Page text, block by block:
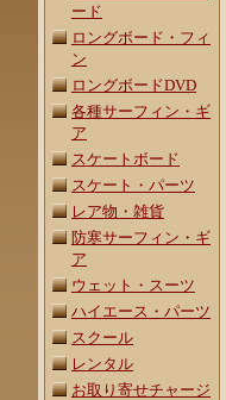
ード
ロングボード・フィ
ン
ロングボードDVD
各種サーフィン・ギ
ア
スケートボード
スケート・パーツ
レア物・雑貨
防寒サーフィン・ギ
ア
ウェット・スーツ
ハイエース・パーツ
スクール
レンタル
お取り寄せチャージ